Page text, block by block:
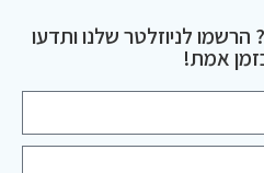
לניוזלטר שלנו ותדעו
אמת!